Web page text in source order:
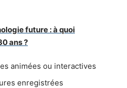
future : à quoi
ans ?
animées ou interactives
enregistrées